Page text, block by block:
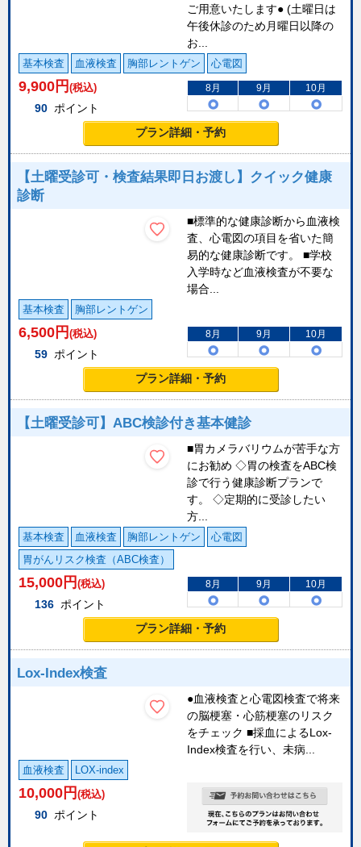
ご用意いたします● (土曜日は
午後休診のため月曜日以降の
お...
基本検査 血液検査 胸部レントゲン 心電図
9,900 円 (税込)
90 ポイント
8月 9月 10月
プラン詳細・予約
【土曜受診可・検査結果即日お渡し】クイック健康
診断
■標準的な健康診断から血液検
査、心電図の項目を省いた簡
易的な健康診断です。 ■学校
入学時など血液検査が不要な
場合...
基本検査 胸部レントゲン
6,500 円 (税込)
59 ポイント
8月 9月 10月
プラン詳細・予約
【土曜受診可】ABC検診付き基本健診
■胃カメラバリウムが苦手な方
にお勧め ◇胃の検査をABC検
診で行う健康診断プランで
す。 ◇定期的に受診したい
方...
基本検査 血液検査 胸部レントゲン
心電図
胃がんリスク検査（ABC検査）
15,000 円 (税込)
136 ポイント
8月 9月 10月
プラン詳細・予約
Lox-Index検査
●血液検査と心電図検査で将来
の脳梗塞・心筋梗塞のリスク
をチェック ■採血によるLox-
Index検査を行い、未病...
血液検査 LOX-index
10,000 円 (税込)
90 ポイント